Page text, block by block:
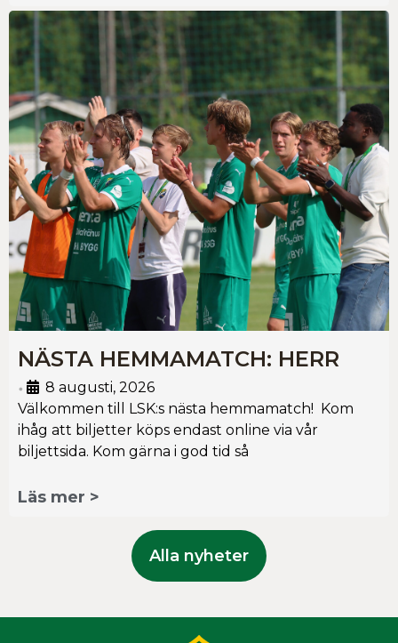
NÄSTA HEMMAMATCH: HERR
•
8 augusti, 2026
Välkommen till LSK:s nästa hemmamatch! Kom
ihåg att biljetter köps endast online via vår
biljettsida. Kom gärna i god tid så
Läs mer >
Alla nyheter